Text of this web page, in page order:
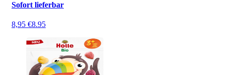
Sofort lieferbar
8,95 €8.95